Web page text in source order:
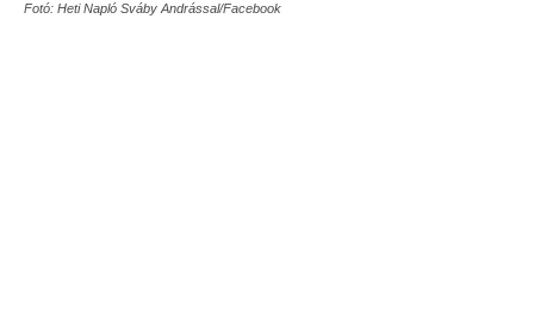
Fotó: Heti Napló Sváby Andrással/Facebook